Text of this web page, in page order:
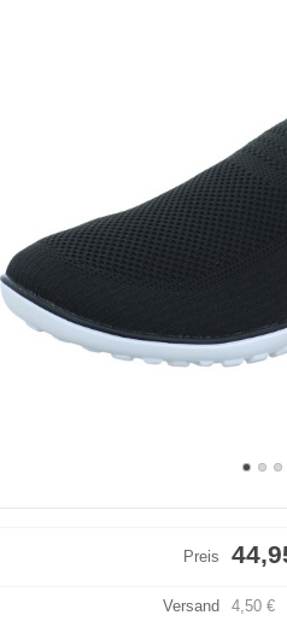
Preis
Versand 4,50 €